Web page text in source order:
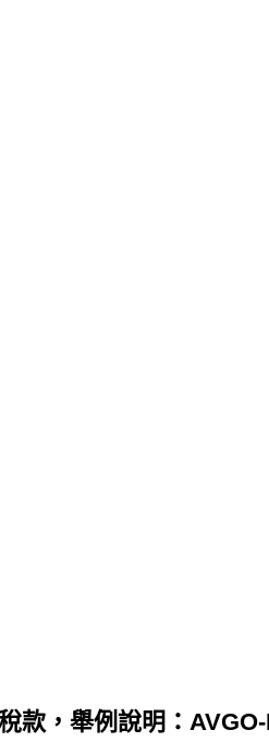
款，舉例說明：